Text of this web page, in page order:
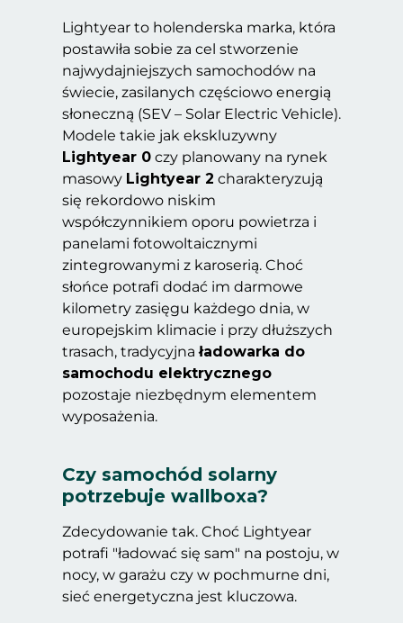
Lightyear to holenderska marka, która
postawiła sobie za cel stworzenie
najwydajniejszych samochodów na
świecie, zasilanych częściowo energią
słoneczną (SEV – Solar Electric Vehicle).
Modele takie jak ekskluzywny
Lightyear 0 czy planowany na rynek
masowy Lightyear 2 charakteryzują
się rekordowo niskim
współczynnikiem oporu powietrza i
panelami fotowoltaicznymi
zintegrowanymi z karoserią. Choć
słońce potrafi dodać im darmowe
kilometry zasięgu każdego dnia, w
europejskim klimacie i przy dłuższych
trasach, tradycyjnaładowarka do
samochodu elektrycznego
pozostaje niezbędnym elementem
wyposażenia.
Czy samochód solarny
potrzebuje wallboxa?
Zdecydowanie tak. Choć Lightyear
potrafi "ładować się sam" na postoju, w
nocy, w garażu czy w pochmurne dni,
sieć energetyczna jest kluczowa.